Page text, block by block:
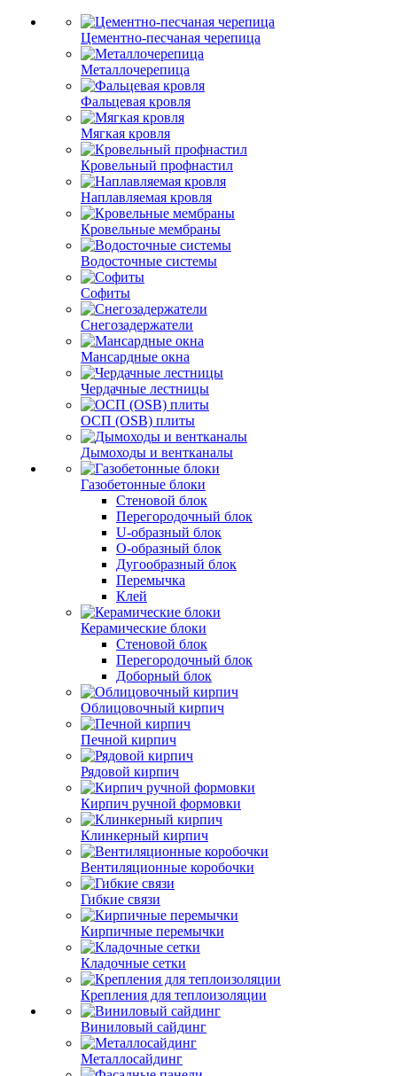
Цементно-песчаная черепица
Металлочерепица
Фальцевая кровля
Мягкая кровля
Кровельный профнастил
Наплавляемая кровля
Кровельные мембраны
Водосточные системы
Софиты
Снегозадержатели
Мансардные окна
Чердачные лестницы
ОСП (OSB) плиты
Дымоходы и вентканалы
Газобетонные блоки
Стеновой блок
Перегородочный блок
U-образный блок
О-образный блок
Дугообразный блок
Перемычка
Клей
Керамические блоки
Стеновой блок
Перегородочный блок
Доборный блок
Облицовочный кирпич
Печной кирпич
Рядовой кирпич
Кирпич ручной формовки
Клинкерный кирпич
Вентиляционные коробочки
Гибкие связи
Кирпичные перемычки
Кладочные сетки
Крепления для теплоизоляции
Виниловый сайдинг
Металлосайдинг